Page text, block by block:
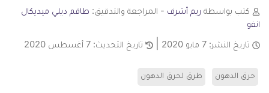
كتب بواسطة ريم أشرف - المراجعة والتدقيق: طاقم ديلي ميديكال
انفو
تاريخ النشر: 7 مايو 2020 تاريخ التحديث: 7 أغسطس 2020
حرق الدهون طرق لحرق الدهون